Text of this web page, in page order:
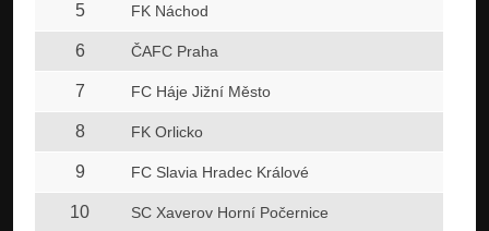
5 FK Náchod
6 ČAFC Praha
7 FC Háje Jižní Město
8 FK Orlicko
9 FC Slavia Hradec Králové
10 SC Xaverov Horní Počernice